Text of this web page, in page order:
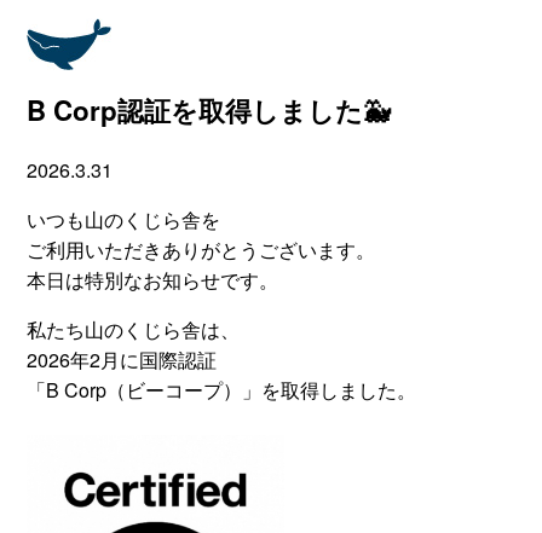
B Corp認証を取得しました🐳
2026.3.31
いつも山のくじら舎を
ご利用いただきありがとうございます。
本日は特別なお知らせです。
私たち山のくじら舎は、
2026年2月に国際認証
「B Corp（ビーコープ）」を取得しました。